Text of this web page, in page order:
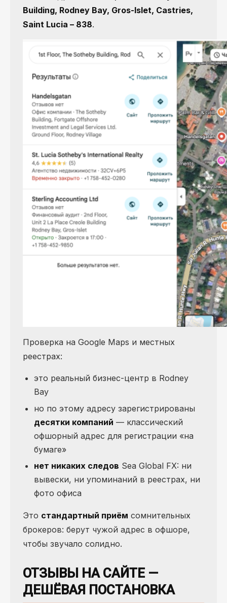
Building, Rodney Bay, Gros-Islet, Castries,
Saint Lucia – 838.
Проверка на Google Maps и местных
реестрах:
это реальный бизнес-центр в Rodney
Bay
но по этому адресу зарегистрированы
десятки компаний — классический
офшорный адрес для регистрации «на
бумаге»
нет никаких следов Sea Global FX: ни
вывески, ни упоминаний в реестрах, ни
фото офиса
Это стандартный приём сомнительных
брокеров: берут чужой адрес в офшоре,
чтобы звучало солидно.
ОТЗЫВЫ НА САЙТЕ —
ДЕШЁВАЯ ПОСТАНОВКА